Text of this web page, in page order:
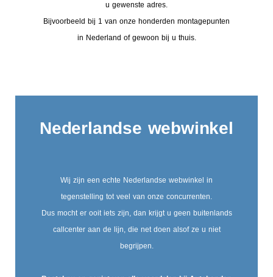
u gewenste adres.
Bijvoorbeeld bij 1 van onze honderden montagepunten
in Nederland of gewoon bij u thuis.
Nederlandse webwinkel
Wij zijn een echte Nederlandse webwinkel in
tegenstelling tot veel van onze concurrenten.
Dus mocht er ooit iets zijn, dan krijgt u geen buitenlands
callcenter aan de lijn, die net doen alsof ze u niet
begrijpen.